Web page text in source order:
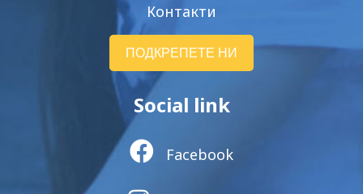
Контакти
ПОДКРЕПЕТЕ НИ
Social link
Facebook